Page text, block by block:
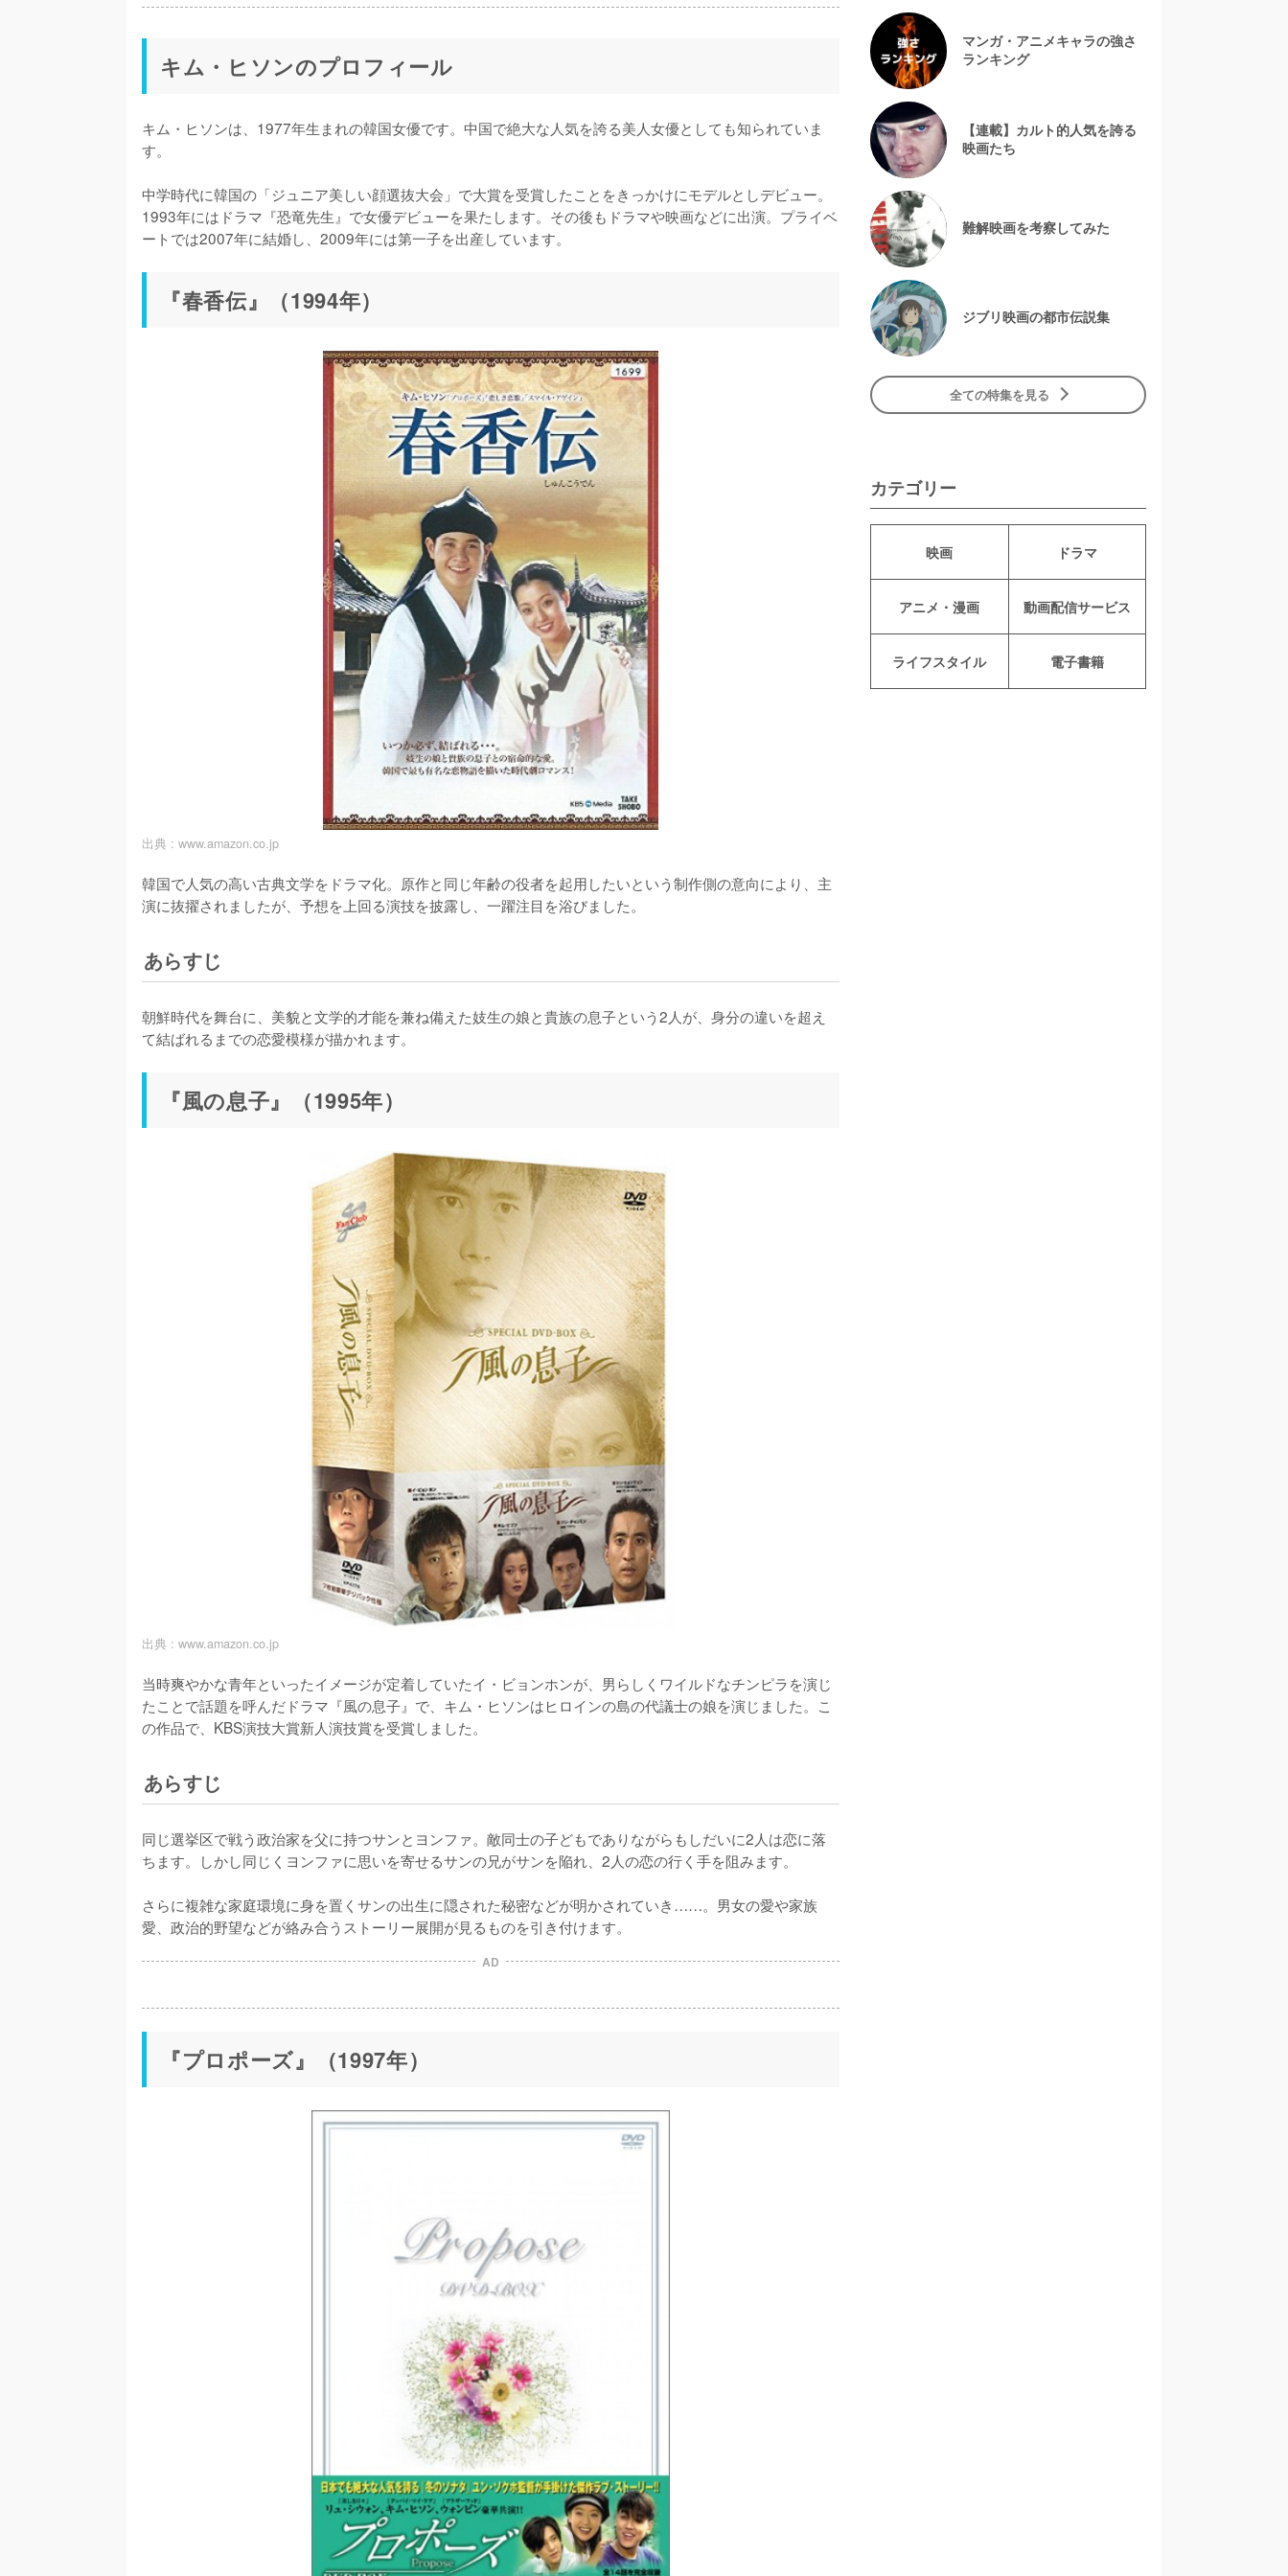
キム・ヒソンのプロフィール
キム・ヒソンは、1977年生まれの韓国女優です。中国で絶大な人気を誇る美人女優としても知られていま
す。
中学時代に韓国の「ジュニア美しい顔選抜大会」で大賞を受賞したことをきっかけにモデルとしデビュー。
1993年にはドラマ『恐竜先生』で女優デビューを果たします。その後もドラマや映画などに出演。プライベ
ートでは2007年に結婚し、2009年には第一子を出産しています。
『春香伝』（1994年）
出典 : www.amazon.co.jp
韓国で人気の高い古典文学をドラマ化。原作と同じ年齢の役者を起用したいという制作側の意向により、主
演に抜擢されましたが、予想を上回る演技を披露し、一躍注目を浴びました。
あらすじ
朝鮮時代を舞台に、美貌と文学的才能を兼ね備えた妓生の娘と貴族の息子という2人が、身分の違いを超え
て結ばれるまでの恋愛模様が描かれます。
『風の息子』（1995年）
出典 : www.amazon.co.jp
当時爽やかな青年といったイメージが定着していたイ・ビョンホンが、男らしくワイルドなチンピラを演じ
たことで話題を呼んだドラマ『風の息子』で、キム・ヒソンはヒロインの島の代議士の娘を演じました。こ
の作品で、KBS演技大賞新人演技賞を受賞しました。
あらすじ
同じ選挙区で戦う政治家を父に持つサンとヨンファ。敵同士の子どもでありながらもしだいに2人は恋に落
ちます。しかし同じくヨンファに思いを寄せるサンの兄がサンを陥れ、2人の恋の行く手を阻みます。
さらに複雑な家庭環境に身を置くサンの出生に隠された秘密などが明かされていき……。男女の愛や家族
愛、政治的野望などが絡み合うストーリー展開が見るものを引き付けます。
AD
『プロポーズ』（1997年）
マンガ・アニメキャラの強さ
ランキング
【連載】カルト的人気を誇る
映画たち
難解映画を考察してみた
ジブリ映画の都市伝説集
全ての特集を見る
カテゴリー
映画 ドラマ
アニメ・漫画 動画配信サービス
ライフスタイル 電子書籍